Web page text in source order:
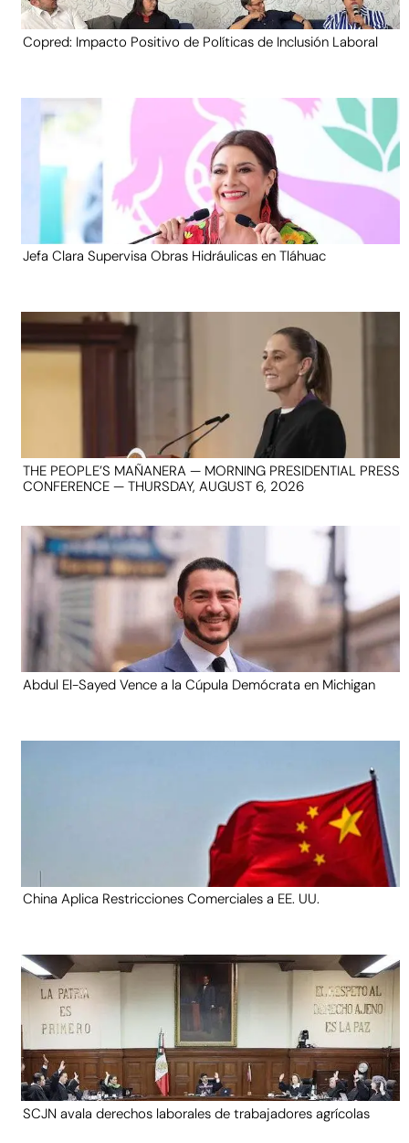
Copred: Impacto Positivo de Políticas de Inclusión Laboral
Jefa Clara Supervisa Obras Hidráulicas en Tláhuac
THE PEOPLE’S MAÑANERA — MORNING PRESIDENTIAL PRESS
CONFERENCE — THURSDAY, AUGUST 6, 2026
Abdul El-Sayed Vence a la Cúpula Demócrata en Michigan
China Aplica Restricciones Comerciales a EE. UU.
SCJN avala derechos laborales de trabajadores agrícolas